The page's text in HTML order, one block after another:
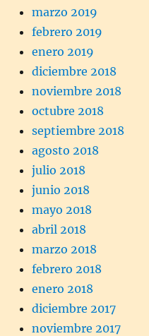
marzo 2019
febrero 2019
enero 2019
diciembre 2018
noviembre 2018
octubre 2018
septiembre 2018
agosto 2018
julio 2018
junio 2018
mayo 2018
abril 2018
marzo 2018
febrero 2018
enero 2018
diciembre 2017
noviembre 2017